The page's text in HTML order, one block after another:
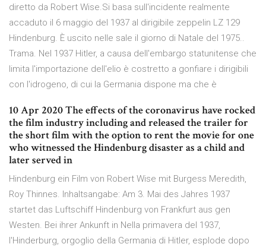
diretto da Robert Wise.Si basa sull'incidente realmente
accaduto il 6 maggio del 1937 al dirigibile zeppelin LZ 129
Hindenburg. È uscito nelle sale il giorno di Natale del 1975..
Trama. Nel 1937 Hitler, a causa dell'embargo statunitense che
limita l'importazione dell'elio è costretto a gonfiare i dirigibili
con l'idrogeno, di cui la Germania dispone ma che è
10 Apr 2020 The effects of the coronavirus have rocked
the film industry including and released the trailer for
the short film with the option to rent the movie for one
who witnessed the Hindenburg disaster as a child and
later served in
Hindenburg ein Film von Robert Wise mit Burgess Meredith,
Roy Thinnes. Inhaltsangabe: Am 3. Mai des Jahres 1937
startet das Luftschiff Hindenburg von Frankfurt aus gen
Westen. Bei ihrer Ankunft in Nella primavera del 1937,
l'Hinderburg, orgoglio della Germania di Hitler, esplode dopo